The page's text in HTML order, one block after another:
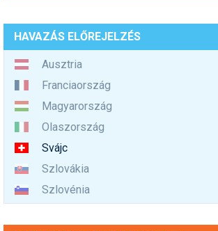
HAVAZÁS ELŐREJELZÉS
Ausztria
Franciaország
Magyarország
Olaszország
Svájc
Szlovákia
Szlovénia